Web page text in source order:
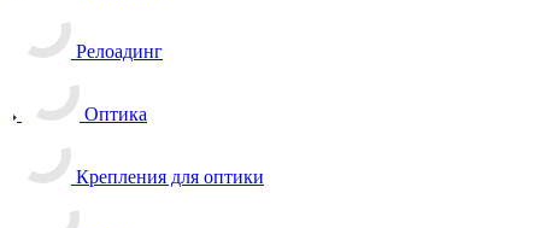
Релоадинг
Оптика
Крепления для оптики